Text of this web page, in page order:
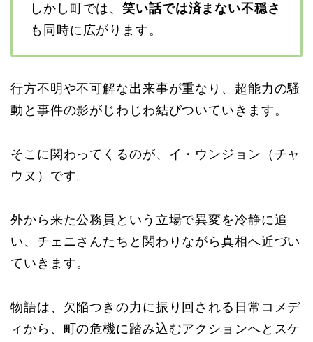
しかし町では、笑い話では済まない不穏さ
も同時に広がります。
行方不明や不可解な出来事が重なり、超能力の騒
動と事件の影がじわじわ結びついていきます。
そこに関わってくるのが、イ・ウンジョン（チャ
ウヌ）です。
外から来た公務員という立場で異変を冷静に追
い、チェニさんたちと関わりながら真相へ近づい
ていきます。
物語は、欠陥つきの力に振り回される日常コメデ
ィから、町の危機に踏み込むアクションへとスケ